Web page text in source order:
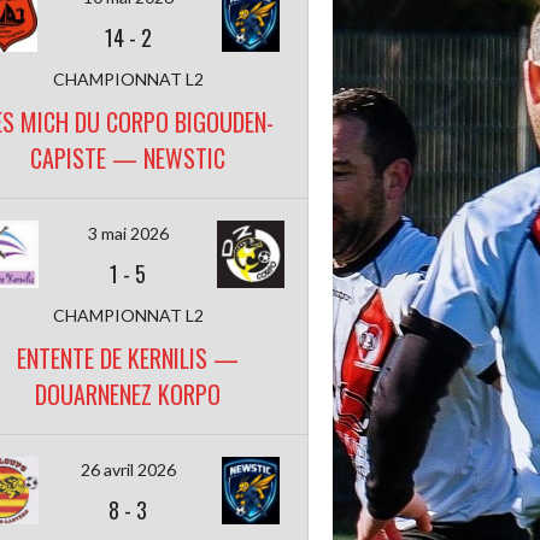
14- 2
CHAMPIONNAT L2
MICH DU CORPO BIGOUDEN-
CAPISTE — NEWSTIC
3 mai 2026
1 - 5
CHAMPIONNAT L2
ENTENTE DE KERNILIS —
DOUARNENEZ KORPO
26 avril 2026
8 - 3